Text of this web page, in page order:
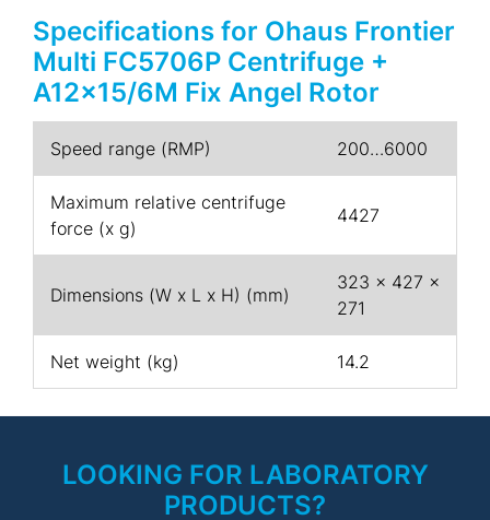
Specifications for Ohaus Frontier
Multi FC5706P Centrifuge +
A12×15/6M Fix Angel Rotor
Speed range (RMP) 200…6000
Maximum relative centrifuge
force (x g)
4427
Dimensions (W x L x H) (mm)
323 × 427 ×
271
Net weight (kg) 14.2
LOOKING FOR LABORATORY
PRODUCTS?